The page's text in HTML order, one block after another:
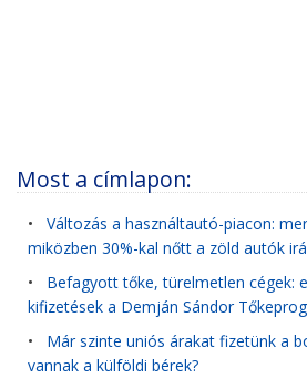
Most a címlapon:
• Változás a használtautó-piacon:
miközben 30%-kal nőtt a zöld autók
• Befagyott tőke, türelmetlen cégek:
kifizetések a Demján Sándor
• Már szinte uniós árakat fizetünk a
vannak a külföldi bérek?